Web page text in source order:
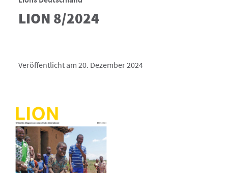
LION 8/2024
Veröffentlicht am 20. Dezember 2024